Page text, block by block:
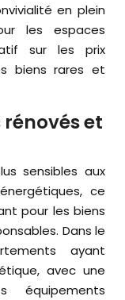
en plein
les espaces
sur les prix
biens rares et
rénovés et
sensibles aux
ce
pour les biens
Dans le
ayant
avec une
équipements